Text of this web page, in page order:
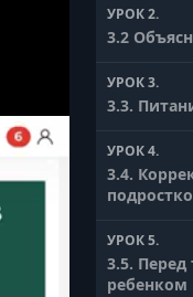
УРОК 2.
3.2
УРОК 3.
3.3.
УРОК 4.
3.4.
УРОК 5.
3.5. Перед
ребенком